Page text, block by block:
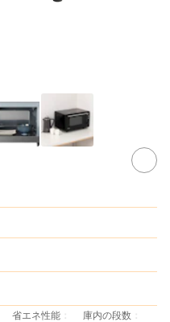
省エネ性能
庫内の段数